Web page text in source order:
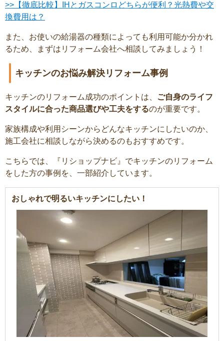
>>【徹底比較】IHとガスコンロどちらが便利？光熱費や交
換費用は？
また、お使いの給湯器の種類によっても利用可能か分かれ
るため、まずはリフォーム会社へ相談してみましょう！
キッチンのお悩み解決リフォーム事例
キッチンのリフォーム成功のポイントは、 ご自身のライフ
スタイルに合った商品選びや工夫をするのが重要です。
家族構成や利用シーンからどんなキッチンにしたいのか、
施工会社に相談しながら決めるのもおすすめです。
こちらでは、『リショップナビ』でキッチンのリフォーム
をした方の事例を、一部紹介しています。
おしゃれで明るいキッチンにしたい！